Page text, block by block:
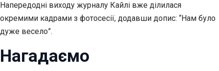
Напередодні виходу журналу Кайлі вже ділилася
окремими кадрами з фотосесії, додавши допис: “Нам було
дуже весело”.
Нагадаємо